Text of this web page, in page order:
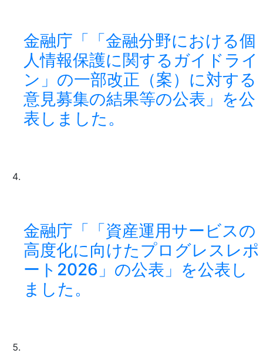
金融庁「「金融分野における個
人情報保護に関するガイドライ
ン」の一部改正（案）に対する
意見募集の結果等の公表」を公
表しました。
金融庁「「資産運用サービスの
高度化に向けたプログレスレポ
ート2026」の公表」を公表し
ました。